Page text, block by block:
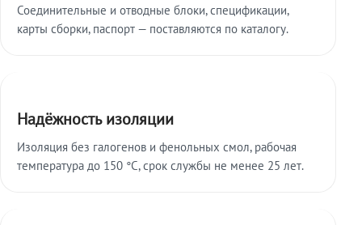
Соединительные и отводные блоки, спецификации,
карты сборки, паспорт — поставляются по каталогу.
Надёжность изоляции
Изоляция без галогенов и фенольных смол, рабочая
температура до 150 °C, срок службы не менее 25 лет.